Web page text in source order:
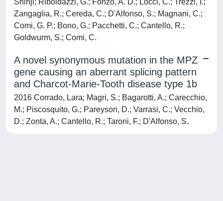
Shinji; Riboldazzi, G.; Fonzo, A. D.; Locci, C.; Trezzi, I.;
Zangaglia, R.; Cereda, C.; D'Alfonso, S.; Magnani, C.;
Comi, G. P.; Bono, G.; Pacchetti, C.; Cantello, R.;
Goldwurm, S.; Comi, C.
A novel synonymous mutation in the MPZ
gene causing an aberrant splicing pattern
and Charcot-Marie-Tooth disease type 1b
2016 Corrado, Lara; Magri, S.; Bagarotti, A.; Carecchio,
M.; Piscosquito, G.; Pareyson, D.; Varrasi, C.; Vecchio,
D.; Zonta, A.; Cantello, R.; Taroni, F.; D'Alfonso, S.